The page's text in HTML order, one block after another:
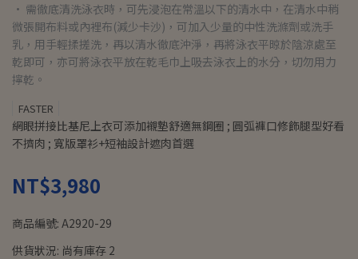
• 需徹底清洗泳衣時，可先浸泡在常溫以下的清水中，在清水中稍
微張開布料或內裡布(減少卡沙)，可加入少量的中性洗滌劑或洗手
乳，用手輕揉搓洗，再以清水徹底沖淨，再將泳衣平晾於陰涼處至
乾即可，亦可將泳衣平放在乾毛巾上吸去泳衣上的水分，切勿用力
擰乾。
FASTER
網眼拼接比基尼上衣可添加襯墊舒適無鋼圈 ; 圓弧褲口修飾腿型好看
不擠肉 ; 寬版罩衫+短袖設計遮肉首選
NT$3,980
商品編號: A2920-29
供貨狀況: 尚有庫存 2